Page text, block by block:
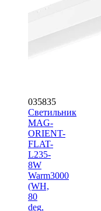
035835
Светильник
MAG-
ORIENT-
FLAT-
L235-
8W
Warm3000
(WH,
80
deg,